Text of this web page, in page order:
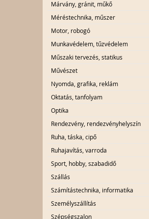
Márvány, gránit, műkő
Méréstechnika, műszer
Motor, robogó
Munkavédelem, tűzvédelem
Műszaki tervezés, statikus
Művészet
Nyomda, grafika, reklám
Oktatás, tanfolyam
Optika
Rendezvény, rendezvényhelyszín
Ruha, táska, cipő
Ruhajavítás, varroda
Sport, hobby, szabadidő
Szállás
Számítástechnika, informatika
Személyszállítás
Szépségszalon